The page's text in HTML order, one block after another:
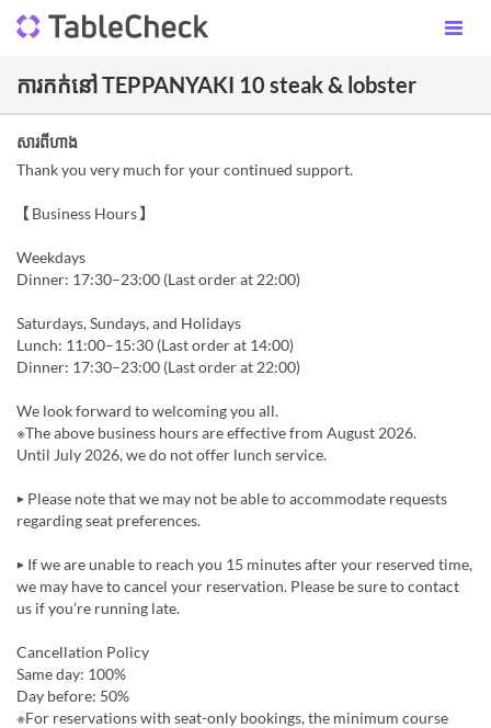
ការកក់នៅ TEPPANYAKI 10 steak & lobster
សារពីហាង
Thank you very much for your continued support.
【Business Hours】
Weekdays
Dinner: 17:30–23:00 (Last order at 22:00)
Saturdays, Sundays, and Holidays
Lunch: 11:00–15:30 (Last order at 14:00)
Dinner: 17:30–23:00 (Last order at 22:00)
We look forward to welcoming you all.
※The above business hours are effective from August 2026.
Until July 2026, we do not offer lunch service.
▶ Please note that we may not be able to accommodate requests
regarding seat preferences.
▶ If we are unable to reach you 15 minutes after your reserved time,
we may have to cancel your reservation. Please be sure to contact
us if you’re running late.
Cancellation Policy
Same day: 100%
Day before: 50%
※For reservations with seat-only bookings, the minimum course